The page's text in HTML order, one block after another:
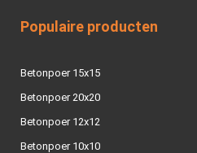
Populaire producten
Betonpoer 15x15
Betonpoer 20x20
Betonpoer 12x12
Betonpoer 10x10